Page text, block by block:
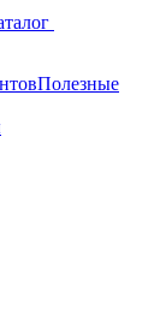
Полезные